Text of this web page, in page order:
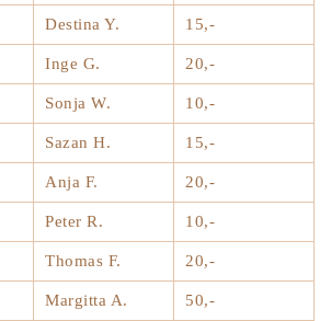
Destina Y. 15,-
Inge G. 20,-
Sonja W. 10,-
Sazan H. 15,-
Anja F. 20,-
Peter R. 10,-
Thomas F. 20,-
Margitta A. 50,-